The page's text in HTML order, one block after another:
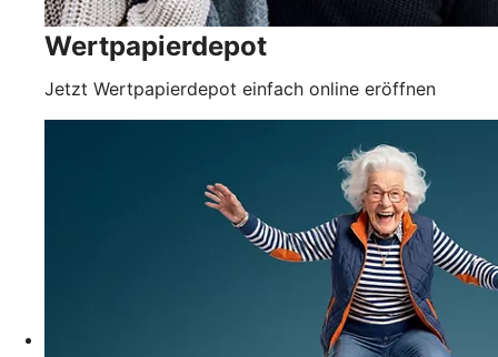
Wertpapierdepot
Jetzt Wertpapierdepot einfach online eröffnen